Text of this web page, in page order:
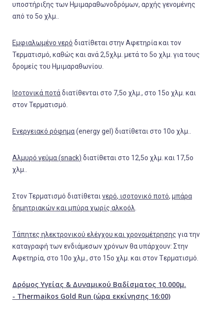
υποστήριξης των Ημιμαραθωνοδρόμων, αρχής γενομένης
από το 5ο χλμ..
Εμφιαλωμένο νερό διατίθεται στην Αφετηρία και τον
Τερματισμό, καθώς και ανά 2,5χλμ. μετά το 5ο χλμ. για τους
δρομείς του Ημιμαραθωνίου.
Ισοτονικά ποτάδιατίθενται στο 7,5ο χλμ., στο 15ο χλμ. και
στον Τερματισμό.
Ενεργειακό ρόφημα(energy gel) διατίθεται στο 10ο χλμ..
Αλμυρό γεύμα (snack) διατίθεται στο 12,5ο χλμ. και 17,5ο
χλμ..
Στον Τερματισμό διατίθεταινερό, ισοτονικό ποτό, μπάρα
δημητριακών και μπύρα χωρίς αλκοόλ.
Τάπητες ηλεκτρονικού ελέγχου και χρονομέτρησης για την
καταγραφή των ενδιάμεσων χρόνων θα υπάρχουν: Στην
Αφετηρία, στο 10ο χλμ., στο 15ο χλμ. και στον Tερματισμό.
Δρόμος Υγείας & Δυναμικού Βαδίσματος 10.000μ.
- Thermaikos Gold Run (ώρα εκκίνησης 16:00)